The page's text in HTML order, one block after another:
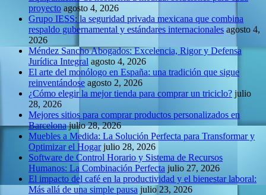
proyecto agosto 4, 2026
Grupo IESS: la seguridad privada mexicana que combina
respaldo gubernamental y estándares internacionales agosto 4,
2026
Méndez Sancho Abogados: Excelencia, Rigor y Defensa
Jurídica Integral agosto 4, 2026
El arte del monólogo en España: una tradición que sigue
reinventándose agosto 2, 2026
¿Cómo elegir la mejor tienda para comprar un triciclo? julio
28, 2026
Mejores sitios para comprar productos personalizados en
Barcelona julio 28, 2026
Muebles a Medida: La Solución Perfecta para Transformar y
Optimizar el Hogar julio 28, 2026
Software de Control Horario y Sistema de Recursos
Humanos: La Combinación Perfecta julio 27, 2026
El impacto del café en la productividad y el bienestar laboral:
Más allá de una simple pausa julio 23, 2026